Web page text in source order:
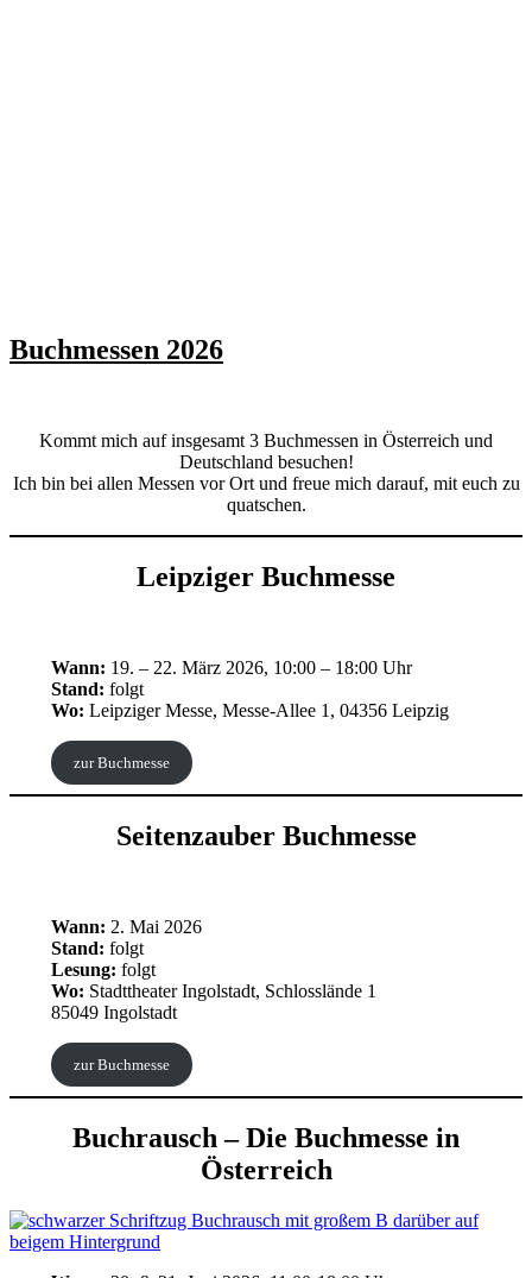
Buchmessen 2026
Kommt mich auf insgesamt 3 Buchmessen in Österreich und
Deutschland besuchen!
Ich bin bei allen Messen vor Ort und freue mich darauf, mit euch zu
quatschen.
Leipziger Buchmesse
Wann: 19. – 22. März 2026, 10:00 – 18:00 Uhr
Stand: folgt
Wo: Leipziger Messe, Messe-Allee 1, 04356 Leipzig
zur Buchmesse
Seitenzauber Buchmesse
Wann: 2. Mai 2026
Stand: folgt
Lesung: folgt
Wo: Stadttheater Ingolstadt, Schlosslände 1
85049 Ingolstadt
zur Buchmesse
Buchrausch – Die Buchmesse in
Österreich